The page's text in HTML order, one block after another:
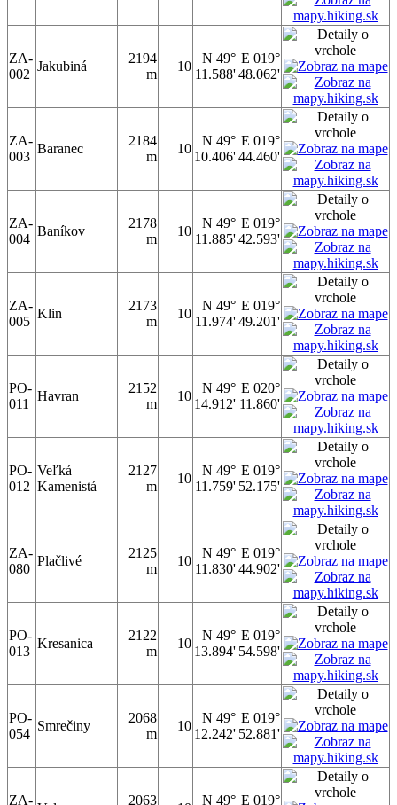
ZA-
002
Jakubiná
2194
m
10
N 49°
11.588'
E 019°
48.062'
ZA-
003
Baranec
2184
m
10
N 49°
10.406'
E 019°
44.460'
ZA-
004
Baníkov
2178
m
10
N 49°
11.885'
E 019°
42.593'
ZA-
005
Klin
2173
m
10
N 49°
11.974'
E 019°
49.201'
PO-
011
Havran
2152
m
10
N 49°
14.912'
E 020°
11.860'
PO-
012
Veľká
Kamenistá
2127
m
10
N 49°
11.759'
E 019°
52.175'
ZA-
080
Plačlivé
2125
m
10
N 49°
11.830'
E 019°
44.902'
PO-
013
Kresanica
2122
m
10
N 49°
13.894'
E 019°
54.598'
PO-
054
Smrečiny
2068
m
10
N 49°
12.242'
E 019°
52.881'
ZA-
2063
N 49° E 019°